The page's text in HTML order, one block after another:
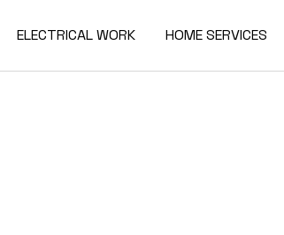
ELECTRICAL WORK HOME SERVICES